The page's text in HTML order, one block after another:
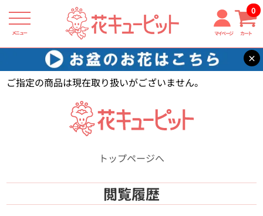
メニュー マイページ カート
0
×
花キューピット 【】
ご指定の商品は現在取り扱いがございません。
トップページへ
閲覧履歴